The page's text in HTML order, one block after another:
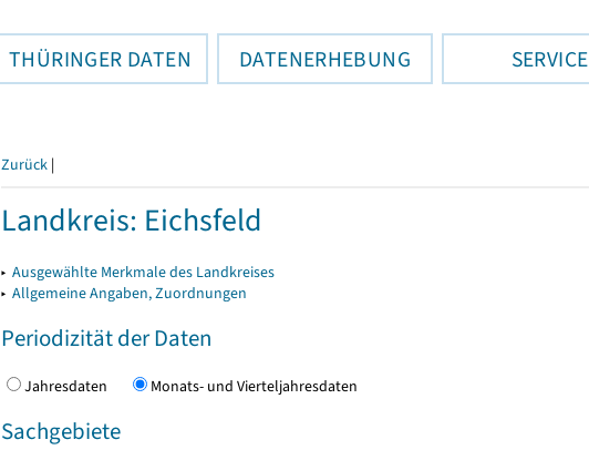
THÜRINGER DATEN DATENERHEBUNG SERVICE
Zurück |
Landkreis: Eichsfeld
▸ Ausgewählte Merkmale des Landkreises
▸ Allgemeine Angaben, Zuordnungen
Periodizität der Daten
Jahresdaten Monats- und Vierteljahresdaten
Sachgebiete